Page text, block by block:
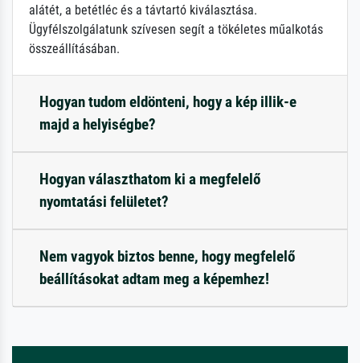
alátét, a betétléc és a távtartó kiválasztása.
Ügyfélszolgálatunk szívesen segít a tökéletes műalkotás
összeállításában.
Hogyan tudom eldönteni, hogy a kép illik-e
majd a helyiségbe?
Hogyan választhatom ki a megfelelő
nyomtatási felületet?
Nem vagyok biztos benne, hogy megfelelő
beállításokat adtam meg a képemhez!